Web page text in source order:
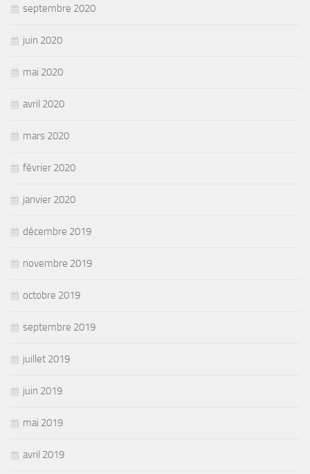
septembre 2020
juin 2020
mai 2020
avril 2020
mars 2020
février 2020
janvier 2020
décembre 2019
novembre 2019
octobre 2019
septembre 2019
juillet 2019
juin 2019
mai 2019
avril 2019